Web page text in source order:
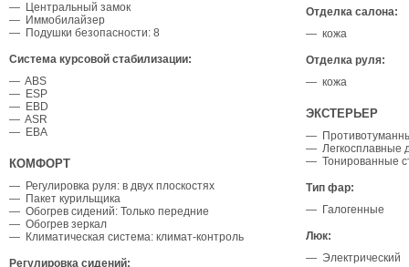
— Центральный замок
— Иммобилайзер
— Подушки безопасности: 8
Система курсовой стабилизации:
— ABS
— ESP
— EBD
— ASR
— EBA
КОМФОРТ
— Регулировка руля: в двух плоскостях
— Пакет курильщика
— Обогрев сидений: Только передние
— Обогрев зеркал
— Климатическая система: климат-контроль
Регулировка сидений:
Отделка салона:
— кожа
Отделка руля:
— кожа
ЭКСТЕРЬЕР
—
— Легкосплавные
— Тонированные
Тип фар:
— Галогенные
Люк:
— Электрический